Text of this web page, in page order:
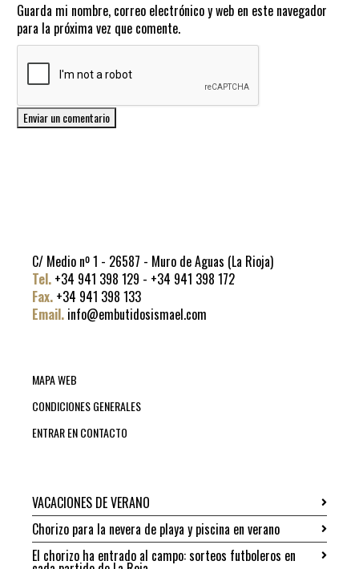
Guarda mi nombre, correo electrónico y web en este navegador
para la próxima vez que comente.
C/ Medio nº 1 - 26587 - Muro de Aguas (La Rioja)
Tel. +34 941 398 129 - +34 941 398 172
Fax. +34 941 398 133
Email. info@embutidosismael.com
MAPA WEB
CONDICIONES GENERALES
ENTRAR EN CONTACTO
VACACIONES DE VERANO
Chorizo para la nevera de playa y piscina en verano
El chorizo ha entrado al campo: sorteos futboleros en